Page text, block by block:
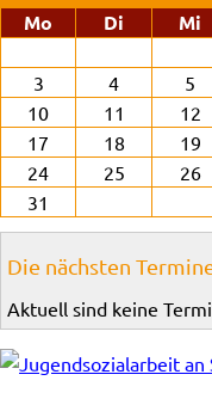
Mo
Di enstagMi
3
4 5
10
11 12
17
18 19
24
25 26
31
Die nächsten
Aktuell sind keine